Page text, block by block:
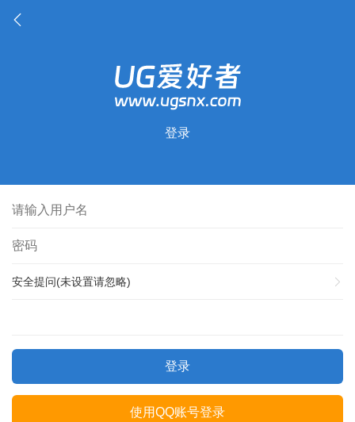
登录
安全提问(未设置请忽略)
登录
使用QQ账号登录